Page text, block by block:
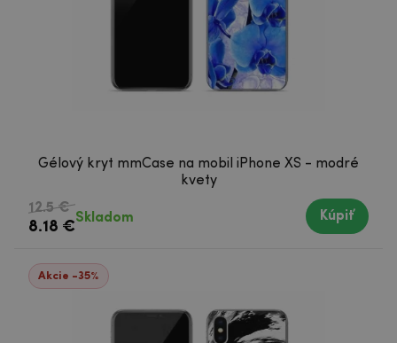
Gélový kryt mmCase na mobil iPhone XS - modré
kvety
12.5 €
8.18 €
Skladom Kúpiť
Akcie -35%